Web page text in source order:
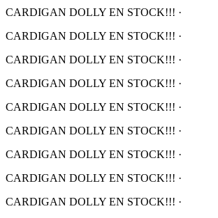
CARDIGAN DOLLY EN STOCK!!! ·
CARDIGAN DOLLY EN STOCK!!! ·
CARDIGAN DOLLY EN STOCK!!! ·
CARDIGAN DOLLY EN STOCK!!! ·
CARDIGAN DOLLY EN STOCK!!! ·
CARDIGAN DOLLY EN STOCK!!! ·
CARDIGAN DOLLY EN STOCK!!! ·
CARDIGAN DOLLY EN STOCK!!! ·
CARDIGAN DOLLY EN STOCK!!! ·